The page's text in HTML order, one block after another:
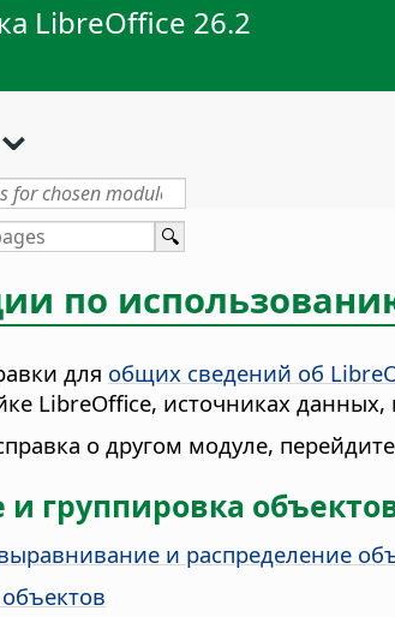
LibreOffice 26.2
по
для общих сведений об
LibreOffice, источниках данных,
о другом модуле,
группировка
и распределение